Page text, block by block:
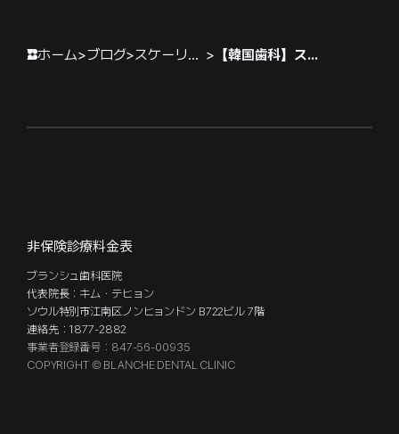
ホーム>ブログ> スケーリング > 【韓国歯科】スケーリング、歯石除去は一度で終わり？歯石除去の効果と予防まで完璧にまとめました。
非保険診療料金表
ブランシュ歯科医院
代表院長：キム・テヒョン
ソウル特別市江南区ノンヒョンドン B722ビル 7階
連絡先：1877-2882
事業者登録番号：847-56-00935
COPYRIGHT © BLANCHE DENTAL CLINIC